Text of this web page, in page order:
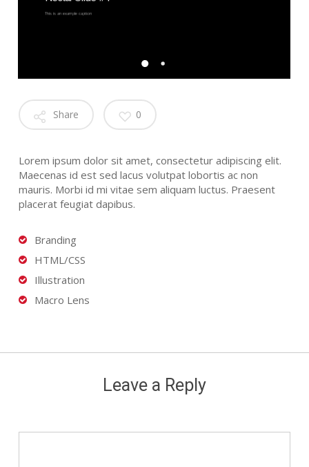
This is an example caption
Share 0
Lorem ipsum dolor sit amet, consectetur adipiscing elit.
Maecenas id est sed lacus volutpat lobortis ac non
mauris. Morbi id mi vitae sem aliquam luctus. Praesent
placerat feugiat dapibus.
Branding
HTML/CSS
Illustration
Macro Lens
Leave a Reply